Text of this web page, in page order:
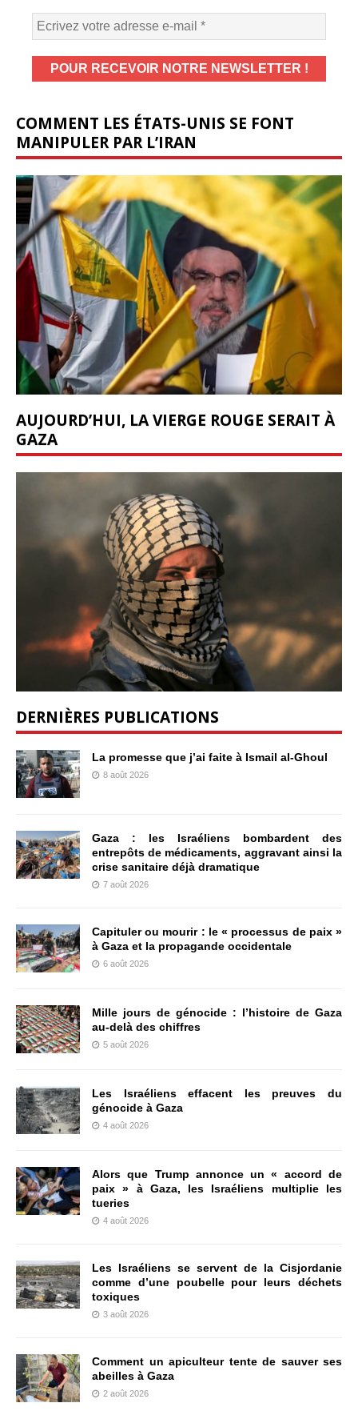
COMMENT LES ÉTATS-UNIS SE FONT
MANIPULER PAR L’IRAN
AUJOURD’HUI, LA VIERGE ROUGE SERAIT À
GAZA
DERNIÈRES PUBLICATIONS
La promesse que j’ai faite à Ismail al-Ghoul
8 août 2026
Gaza : les Israéliens bombardent des
entrepôts de médicaments, aggravant ainsi la
crise sanitaire déjà dramatique
7 août 2026
Capituler ou mourir : le « processus de paix »
à Gaza et la propagande occidentale
6 août 2026
Mille jours de génocide : l’histoire de Gaza
au-delà des chiffres
5 août 2026
Les Israéliens effacent les preuves du
génocide à Gaza
4 août 2026
Alors que Trump annonce un « accord de
paix » à Gaza, les Israéliens multiplie les
tueries
4 août 2026
Les Israéliens se servent de la Cisjordanie
comme d’une poubelle pour leurs déchets
toxiques
3 août 2026
Comment un apiculteur tente de sauver ses
abeilles à Gaza
2 août 2026